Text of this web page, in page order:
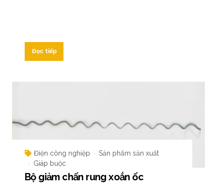
Đọc tiếp
Điện công nghiệp
Sản phẩm sản xuất
Giáp buộc
Bộ giảm chấn rung xoắn ốc